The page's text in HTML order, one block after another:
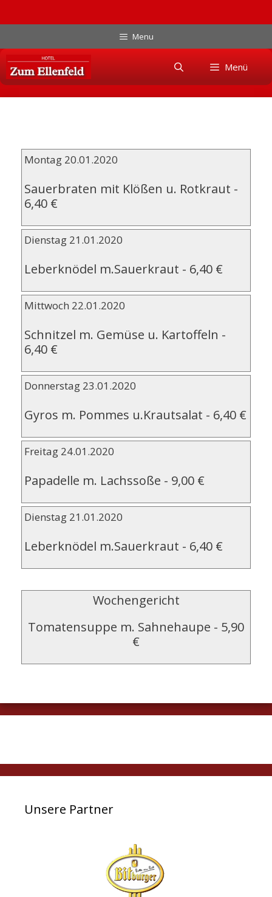
Inhalt
springen
Menu
Skip
content
Menü
Montag 20.01.2020
Sauerbraten mit Klößen u. Rotkraut -
6,40 €
Dienstag 21.01.2020
Leberknödel m.Sauerkraut - 6,40 €
Mittwoch 22.01.2020
Schnitzel m. Gemüse u. Kartoffeln -
6,40 €
Donnerstag 23.01.2020
Gyros m. Pommes u.Krautsalat - 6,40 €
Freitag 24.01.2020
Papadelle m. Lachssoße - 9,00 €
Dienstag 21.01.2020
Leberknödel m.Sauerkraut - 6,40 €
Wochengericht
Tomatensuppe m. Sahnehaupe - 5,90
€
Unsere Partner